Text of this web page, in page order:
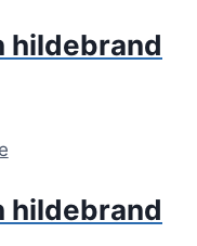
hildebrand
hildebrand